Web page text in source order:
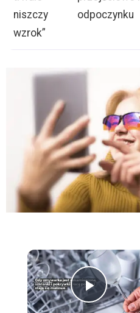
niszczy
wzrok”
odpoczynku
Play